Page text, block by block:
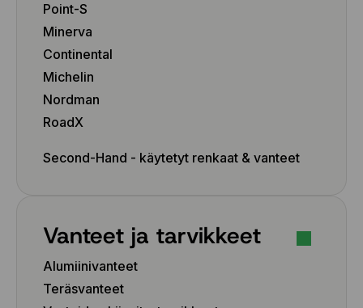
Point-S
Minerva
Continental
Michelin
Nordman
RoadX
Second-Hand - käytetyt renkaat & vanteet
Vanteet ja tarvikkeet
Alumiinivanteet
Teräsvanteet